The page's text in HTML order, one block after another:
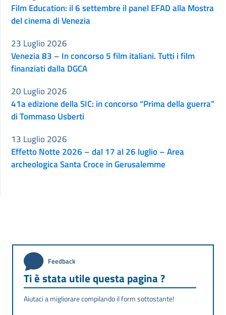
Film Education: il 6 settembre il panel EFAD alla Mostra
del cinema di Venezia
Venezia 83 – In concorso 5 film italiani. Tutti i film
finanziati dalla DGCA
23 Luglio 2026
41a edizione della SIC: in concorso “Prima della guerra”
di Tommaso Usberti
20 Luglio 2026
Effetto Notte 2026 – dal 17 al 26 luglio – Area
archeologica Santa Croce in Gerusalemme
13 Luglio 2026
Feedback
Ti è stata utile questa pagina ?
Aiutaci a migliorare compilando il form sottostante!